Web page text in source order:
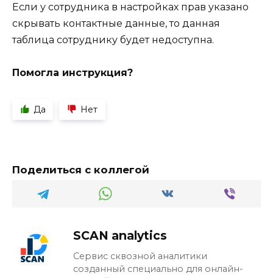
Если у сотрудника в настройках прав указано
скрывать контактные данные, то данная
таблица сотруднику будет недоступна.
Помогла инструкция?
Да Нет
Поделиться с коллегой
SCAN analytics
Сервис сквозной аналитики
созданный специально для онлайн-